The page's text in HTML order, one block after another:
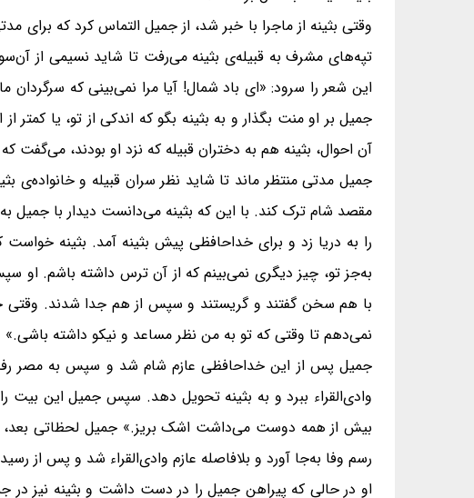
وقتی بثینه از ماجرا با خبر شد، از جمیل التماس کرد که برای
تپه‌های مشرف به قبیله‌ی بثینه می‌رفت تا شاید نسیمی از
این شعر را سرود: «ای باد شمال! آیا مرا نمی‌بینی که
جمیل بر او منت بگذار و به بثینه بگو که اندکی از تو، یا
آن احوال، بثینه هم به دختران قبیله که نزد او بودند،
جمیل مدتی منتظر ماند تا شاید نظر سران قبیله و خانواده‌ی
مقصد شام ترک کند. با این که بثینه می‌دانست دیدار با
را به دریا زد و برای خداحافظی پیش بثینه آمد. بثینه
به‌جز تو، چیز دیگری نمی‌بینم که از آن ترس داشته باشم. او
با هم سخن گفتند و گریستند و سپس از هم جدا شدند. وقتی
نمی‌دهم تا وقتی که تو به من نظر مساعد و نیکو داشته باشی.»
جمیل پس از این خداحافظی عازم شام شد و سپس به مصر
وادی‌القراء ببرد و به بثینه تحویل دهد. سپس جمیل این بیت
رسم وفا به‌جا آورد و بلافاصله عازم وادی‌القراء شد و پس از
او در حالی که پیراهن جمیل را در دست داشت و بثینه نیز در